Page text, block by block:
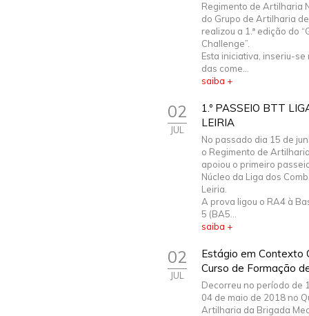
Regimento de Artilharia
do Grupo de Artilharia
realizou a 1.ª edição do
Challenge”.
Esta iniciativa, inseriu-se
das come...
saiba +
02
JUL
1.º PASSEIO BTT
LEIRIA
No passado dia 15 de
o Regimento de Artilharia
apoiou o primeiro
Núcleo da Liga dos
Leiria.
A prova ligou o RA4 à
5 (BA5...
saiba +
02
JUL
Estágio em Contexto
Curso de Formação
Decorreu no período de
04 de maio de 2018 no
Artilharia da Brigada